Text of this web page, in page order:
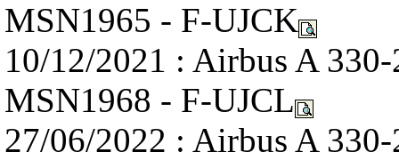
MSN1965 - F-UJCK
10/12/2021 : Airbus A
MSN1968 - F-UJCL
27/06/2022 : Airbus A